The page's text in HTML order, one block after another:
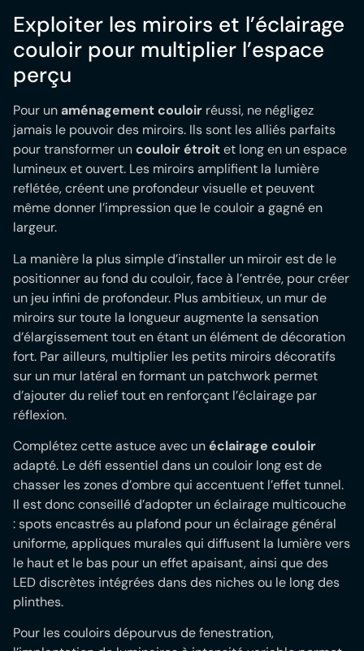
Exploiter les miroirs et l’éclairage
couloir pour multiplier l’espace
perçu
Pour unaménagement couloir réussi, ne négligez
jamais le pouvoir des miroirs. Ils sont les alliés parfaits
pour transformer uncouloir étroitet long en un espace
lumineux et ouvert. Les miroirs amplifient la lumière
reflétée, créent une profondeur visuelle et peuvent
même donner l’impression que le couloir a gagné en
largeur.
La manière la plus simple d’installer un miroir est de le
positionner au fond du couloir, face à l’entrée, pour créer
un jeu infini de profondeur. Plus ambitieux, un mur de
miroirs sur toute la longueur augmente la sensation
d’élargissement tout en étant un élément de décoration
fort. Par ailleurs, multiplier les petits miroirs décoratifs
sur un mur latéral en formant un patchwork permet
d’ajouter du relief tout en renforçant l’éclairage par
réflexion.
Complétez cette astuce avec unéclairage couloir
adapté. Le défi essentiel dans un couloir long est de
chasser les zones d’ombre qui accentuent l’effet tunnel.
Il est donc conseillé d’adopter un éclairage multicouche
: spots encastrés au plafond pour un éclairage général
uniforme, appliques murales qui diffusent la lumière vers
le haut et le bas pour un effet apaisant, ainsi que des
LED discrètes intégrées dans des niches ou le long des
plinthes.
Pour les couloirs dépourvus de fenestration,